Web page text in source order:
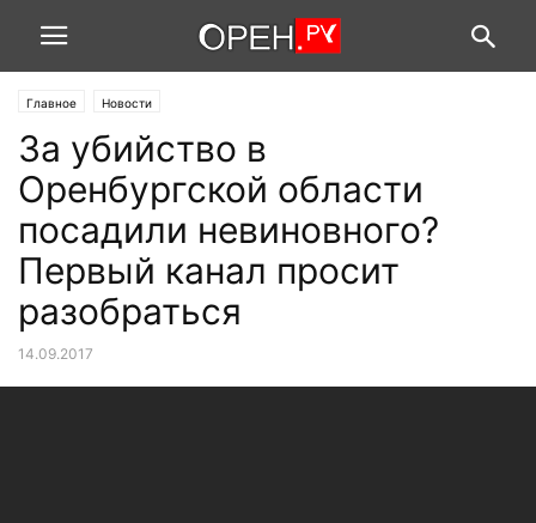
Главное Новости
За убийство в
Оренбургской области
посадили невиновного?
Первый канал просит
разобраться
14.09.2017